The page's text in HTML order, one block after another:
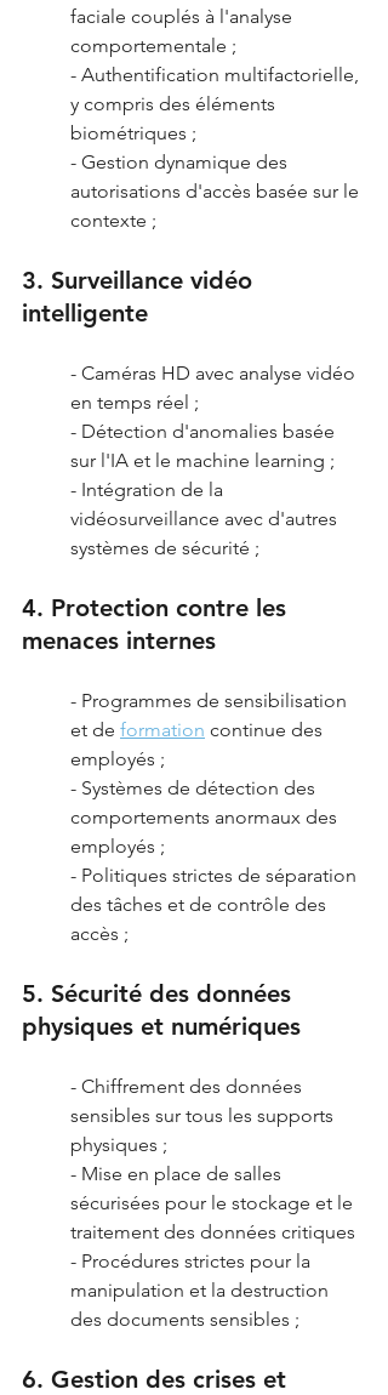
faciale couplés à l'analyse
comportementale ;
- Authentification multifactorielle,
y compris des éléments
biométriques ;
- Gestion dynamique des
autorisations d'accès basée sur le
contexte ;
3. Surveillance vidéo
intelligente
- Caméras HD avec analyse vidéo
en temps réel ;
- Détection d'anomalies basée
sur l'IA et le machine learning ;
- Intégration de la
vidéosurveillance avec d'autres
systèmes de sécurité ;
4. Protection contre les
menaces internes
- Programmes de sensibilisation
et de formation continue des
employés ;
- Systèmes de détection des
comportements anormaux des
employés ;
- Politiques strictes de séparation
des tâches et de contrôle des
accès ;
5. Sécurité des données
physiques et numériques
- Chiffrement des données
sensibles sur tous les supports
physiques ;
- Mise en place de salles
sécurisées pour le stockage et le
traitement des données critiques
- Procédures strictes pour la
manipulation et la destruction
des documents sensibles ;
6. Gestion des crises et